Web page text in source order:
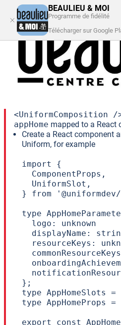
BEAULIEU & MOI
Programme de fidélité
Télécharger sur Google
VOTRE CENTRE
Unknown Component
<UniformComposition /
appHome mapped to a React
Create a React component
Uniform, for example
import {
  ComponentProps,
  UniformSlot,
} from
type
  logo: unknown
displayName:
resourceKeys:
};
type AppHomeSlots
type AppHomeProps =
export const